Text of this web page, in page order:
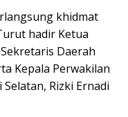
khidmat
hadir Ketua
Daerah
Kepala Perwakilan
Rizki Ernadi